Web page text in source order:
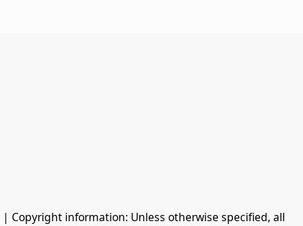
| Copyright information: Unless otherwise specified, all